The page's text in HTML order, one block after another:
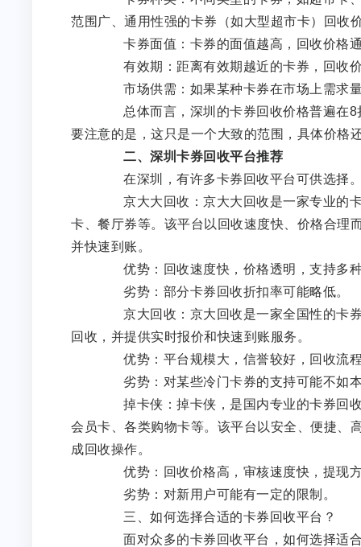
范围广、通用性强的卡券（如大型超市卡）回收
卡券面值：卡券的面值越高，回收价格通
有效期：距离有效期越近的卡券，回收价
市场供需：如果某种卡券在市场上需求量
总体而言，深圳的卡券回收价格普遍在8
要注意的是，这只是一个大致的范围，具体价格
二、深圳卡券回收平台推荐
在深圳，有许多卡券回收平台可供选择。
京大大回收：京大大回收是一家专业的卡
卡、餐厅券等。该平台以回收速度快、价格合理
并快速到账。
优势：回收速度快，价格透明，支持多种
劣势：部分卡券回收折扣率可能略低。
京大回收：京大回收是一家全国性的卡券
回收，并提供实时报价和快速到账服务。
优势：平台规模大，信誉较好，回收流
劣势：对某些冷门卡券的支持可能不如
掉卡侠：掉卡侠，是国内专业的卡券回收
会员卡、各类购物卡等。该平台以安全、便捷、
成回收操作。
优势：回收价格高，审核速度快，提现
劣势：对新用户可能有一定的限制。
三、如何选择合适的卡券回收平台？
面对众多的卡券回收平台，如何选择适合